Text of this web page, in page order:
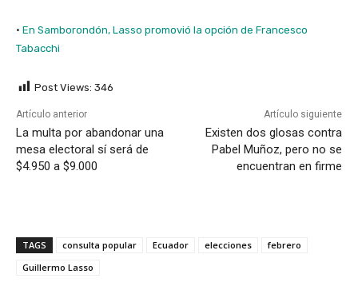
· En Samborondón, Lasso promovió la opción de Francesco
Tabacchi
Post Views: 346
Artículo anterior
La multa por abandonar una
mesa electoral sí será de
$4.950 a $9.000
Artículo siguiente
Existen dos glosas contra
Pabel Muñoz, pero no se
encuentran en firme
TAGS consulta popular Ecuador elecciones
febrero
Guillermo Lasso